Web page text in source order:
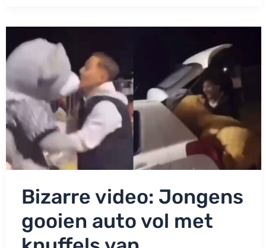
Jeffrey
en
Emma.
Knuffeldieven
nog
vast!
Bizarre video: Jongens
gooien auto vol met